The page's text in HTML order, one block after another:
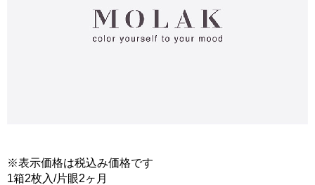
※表示価格は税込み価格です
1箱2枚入/片眼2ヶ月